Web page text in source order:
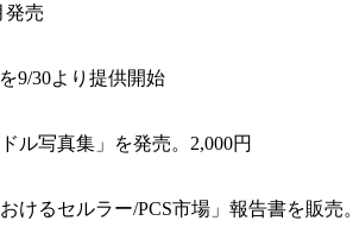
発売
9/30より提供開始
ル写真集」を発売。2,000円
けるセルラー/PCS市場」報告書を販